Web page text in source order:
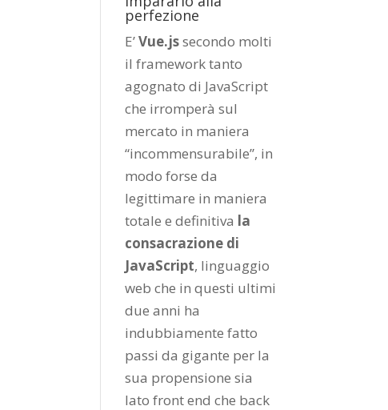
perfezione
E’Vue.jssecondo molti
il framework tanto
agognato di JavaScript
che irromperà sul
mercato in maniera
“incommensurabile”, in
modo forse da
legittimare in maniera
totale e definitiva la
consacrazione di
JavaScript, linguaggio
web che in questi ultimi
due anni ha
indubbiamente fatto
passi da gigante per la
sua propensione sia
lato front end che back